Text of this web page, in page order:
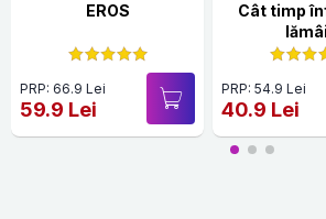
EROS
PRP: 66.9 Lei
59.9 Lei
Cât timp
PRP: 54.9 Lei
40.9 Lei